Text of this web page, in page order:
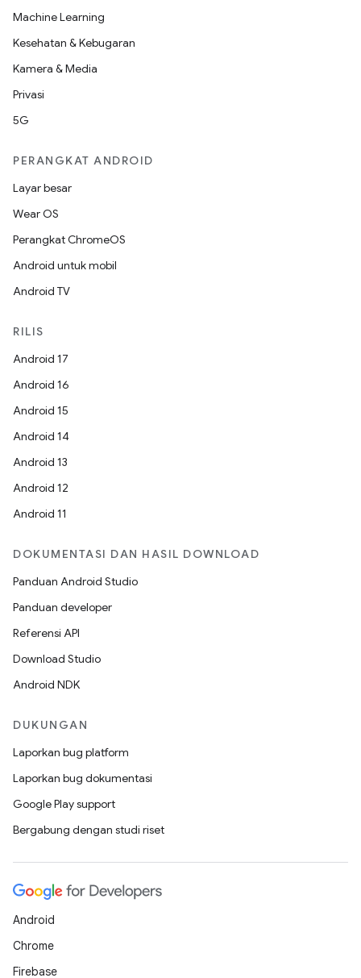
Machine Learning
Kesehatan & Kebugaran
Kamera & Media
Privasi
5G
PERANGKAT ANDROID
Layar besar
Wear OS
Perangkat ChromeOS
Android untuk mobil
Android TV
RILIS
Android 17
Android 16
Android 15
Android 14
Android 13
Android 12
Android 11
DOKUMENTASI DAN HASIL DOWNLOAD
Panduan Android Studio
Panduan developer
Referensi API
Download Studio
Android NDK
DUKUNGAN
Laporkan bug platform
Laporkan bug dokumentasi
Google Play support
Bergabung dengan studi riset
Android
Chrome
Firebase